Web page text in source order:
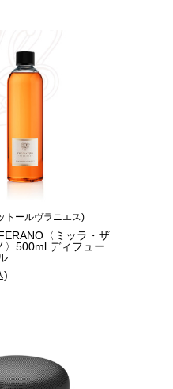
トールヴラニエス)
〈ミッラ・ザ
〉500ml ディフュー
)